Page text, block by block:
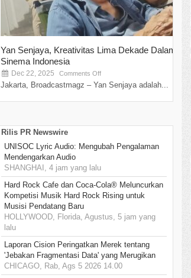
Yan Senjaya, Kreativitas Lima Dekade Dalam
Sinema Indonesia
Dec 22, 2025 Comments Off
Jakarta, Broadcastmagz – Yan Senjaya adalah...
Rilis PR Newswire
UNISOC Lyric Audio: Mengubah Pengalaman
Mendengarkan Audio
SHANGHAI, 4 jam yang lalu
Hard Rock Cafe dan Coca-Cola® Meluncurkan
Kompetisi Musik Hard Rock Rising untuk
Musisi Pendatang Baru
HOLLYWOOD, Florida, Agustus, 5 jam yang
lalu
Laporan Cision Peringatkan Merek tentang
'Jebakan Fragmentasi Data' yang Merugikan
CHICAGO, Rab, Ags 5 2026 14.00